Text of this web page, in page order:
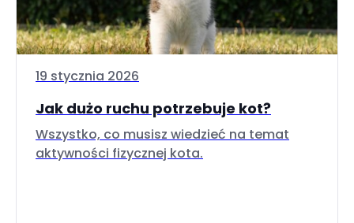
19 stycznia 2026
Jak dużo ruchu potrzebuje kot?
Wszystko, co musisz wiedzieć na temat
aktywności fizycznej kota.